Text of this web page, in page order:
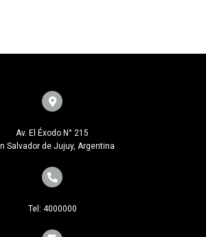
Av. El Éxodo N° 215
Salvador de Jujuy, Argentina
Tel: 4000000